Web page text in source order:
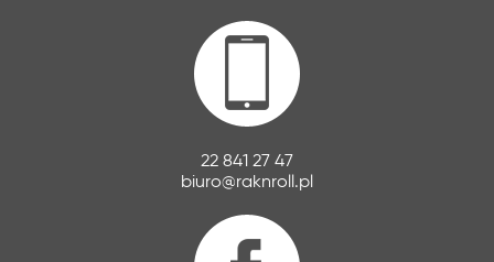
22 841 27 47
biuro@raknroll.pl